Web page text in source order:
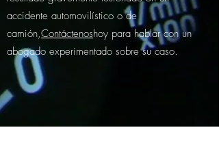
accidente automovilístico o de
camión,Contáctenoshoy para hablar con un
abogado experimentado sobre su caso.